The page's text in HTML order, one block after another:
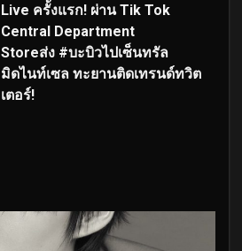
Live ครั้งแรก! ผ่าน Tik Tok
Central Department
Storeส่ง #บะบิวไปเซ็นทรัล
มิดไนท์เซล ทะยานติดเทรนด์ทวิต
เตอร์!